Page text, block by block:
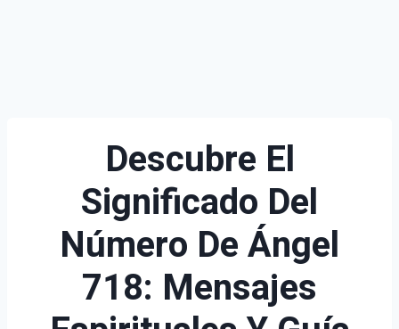
Descubre El
Significado Del
Número De Ángel
718: Mensajes